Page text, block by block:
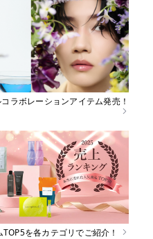
ラボレーションアイテム発売！
を各カテゴリでご紹介！